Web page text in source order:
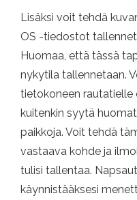
Lisäksi voit tehdä
OS -tiedostot
Huomaa, että tässä
nykytila ​​tallennetaan.
tietokoneen
kuitenkin syytä
paikkoja. Voit tehdä
vastaava kohde ja
tulisi tallentaa.
käynnistääksesi